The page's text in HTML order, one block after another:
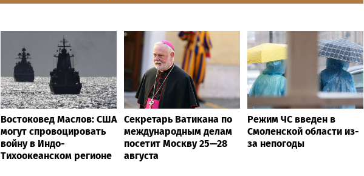
Востоковед Маслов: США
могут спровоцировать
войну в Индо-
Тихоокеанском регионе
Секретарь Ватикана по
международным делам
посетит Москву 25—28
августа
Режим ЧС введен в
Смоленской области из-
за непогоды